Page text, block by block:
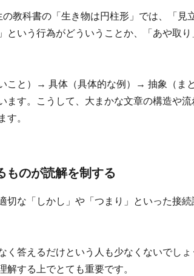
教科書の「生き物は円柱形」では、「見
という行為がどういうことか、「あや取
こと）→ 具体（具体的な例）→ 抽象（ま
ます。こうして、大まかな文章の構造や
す。
ものが読解を制する
切な「しかし」や「つまり」といった接
く答えるだけという人も少なくないでし
解する上でとても重要です。